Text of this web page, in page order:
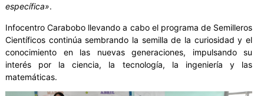
específica».
Infocentro Carabobo llevando a cabo el programa de Semilleros
Científicos continúa sembrando la semilla de la curiosidad y el
conocimiento en las nuevas generaciones, impulsando su
interés por la ciencia, la tecnología, la ingeniería y las
matemáticas.